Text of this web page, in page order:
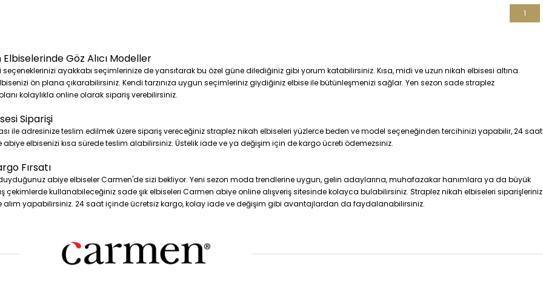
1
Göz Alıcı Modeller
ayakkabı seçimlerinize de yansıtarak bu özel güne dilediğiniz gibi yorum katabilirsiniz. Kısa, midi ve uzun nikah elbisesi altına
ön plana çıkarabilirsiniz. Kendi tarzınıza uygun seçimleriniz giydiğiniz elbise ile bütünleşmenizi sağlar. Yen sezon sade straplez
kolaylıkla online olarak sipariş verebilirsiniz.
Siparişi
ile adresinize teslim edilmek üzere sipariş vereceğiniz straplez nikah elbiseleri yüzlerce beden ve model seçeneğinden tercihinizi yapabilir, 24 saat
elbisenizi kısa sürede teslim alabilirsiniz. Üstelik iade ve ya değişim için de kargo ücreti ödemezsiniz.
Fırsatı
abiye elbiseler Carmen'de sizi bekliyor. Yeni sezon moda trendlerine uygun, gelin adaylarına, muhafazakar hanımlara ya da büyük
çekimlerde kullanabileceğiniz sade şık elbiseleri Carmen abiye online alışveriş sitesinde kolayca bulabilirsiniz. Straplez nikah elbiseleri siparişleriniz
alım yapabilirsiniz. 24 saat içinde ücretsiz kargo, kolay iade ve değişim gibi avantajlardan da faydalanabilirsiniz.